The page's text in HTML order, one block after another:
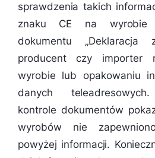
sprawdzenia takich
znaku CE na wyrobie
dokumentu „Deklaracja
producent czy importer
wyrobie lub opakowaniu
danych
kontrole dokumentów
wyrobów nie
powyżej informacji.